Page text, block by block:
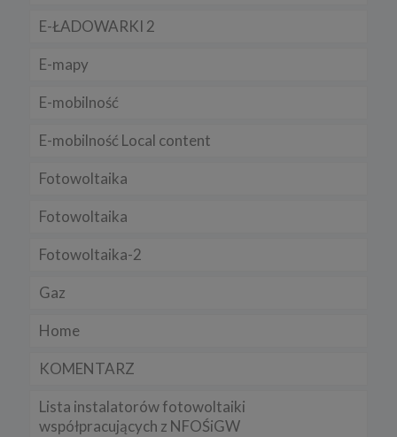
E-ŁADOWARKI 2
E-mapy
E-mobilność
E-mobilność Local content
Fotowoltaika
Fotowoltaika
Fotowoltaika-2
Gaz
Home
KOMENTARZ
Lista instalatorów fotowoltaiki
współpracujących z NFOŚiGW
serwisu.
zamieszczenie w serwisie jej nowej wersji.